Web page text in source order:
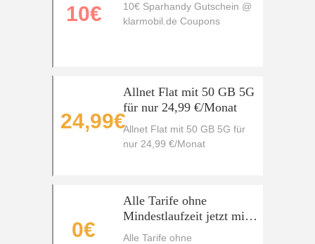
10€
10€ Sparhandy Gutschein @
klarmobil.de Coupons
24,99€
Allnet Flat mit 50 GB 5G
für nur 24,99 €/Monat
Allnet Flat mit 50 GB 5G für
nur 24,99 €/Monat
0€
Alle Tarife ohne
Mindestlaufzeit jetzt mit 0
€ Anschlusspreis sichern
Alle Tarife ohne